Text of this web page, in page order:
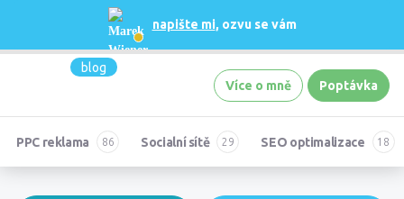
napište mi, ozvu se vám
blog
Více o mně
Poptávka
PPC reklama Socialní sítě SEO optimalizace